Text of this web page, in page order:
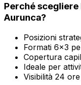
Perché
Aurunca?
Posizioni
Formati 6x3
Copertura
Ideale per
Visibilità 24